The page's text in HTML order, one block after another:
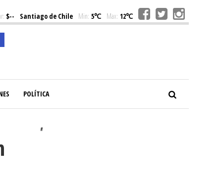
$-- Santiago de Chile Min: 5℃ Max: 12℃
POLÍTICA
#